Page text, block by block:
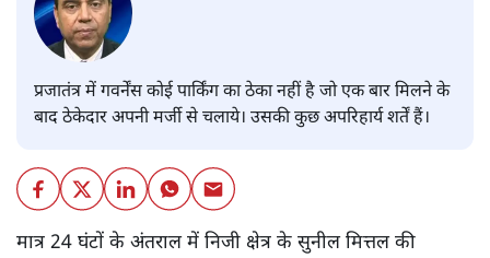
प्रजातंत्र में गवर्नेंस कोई पार्किंग का ठेका नहीं है जो एक बार मिलने के
बाद ठेकेदार अपनी मर्जी से चलाये। उसकी कुछ अपरिहार्य शर्तें हैं।
मात्र 24 घंटों के अंतराल में निजी क्षेत्र के सुनील मित्तल की